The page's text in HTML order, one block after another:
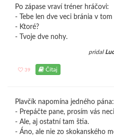
Po zápase vraví tréner hráčovi:
- Tebe len dve veci bránia v
- Ktoré?
- Tvoje dve nohy.
pridal
39 Čítaj
Plavčík napomína jedného pána:
- Prepáčte pane, prosím vás
- Ale, aj ostatní tam štia.
- Áno, ale nie zo skokanského